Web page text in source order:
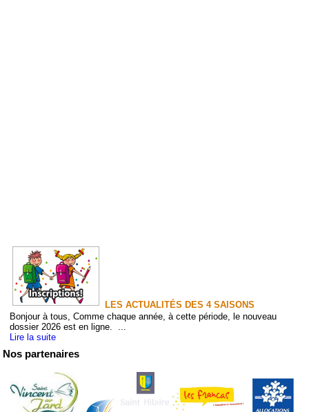
LES ACTUALITÉS DES 4 SAISONS
Bonjour à tous, Comme chaque année, à cette période, le nouveau
dossier 2026 est en ligne. ...
Lire la suite
Nos partenaires